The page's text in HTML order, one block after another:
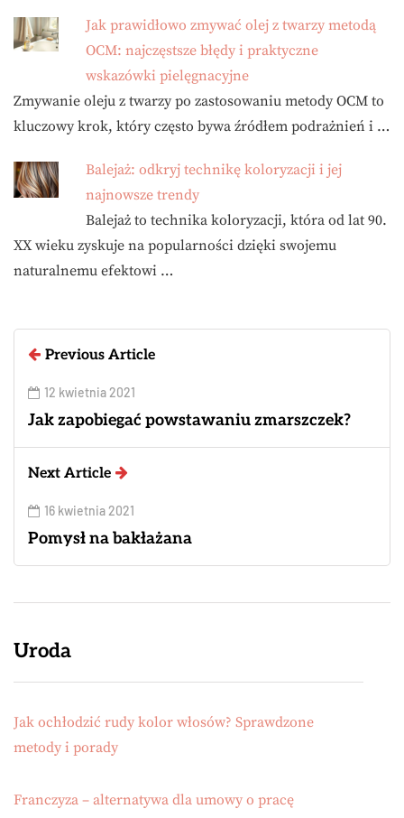
Jak prawidłowo zmywać olej z twarzy metodą
OCM: najczęstsze błędy i praktyczne
wskazówki pielęgnacyjne
Zmywanie oleju z twarzy po zastosowaniu metody OCM to
kluczowy krok, który często bywa źródłem podrażnień i …
Balejaż: odkryj technikę koloryzacji i jej
najnowsze trendy
Balejaż to technika koloryzacji, która od lat 90.
XX wieku zyskuje na popularności dzięki swojemu
naturalnemu efektowi …
Previous Article
12 kwietnia 2021
Jak zapobiegać powstawaniu zmarszczek?
Next Article
16 kwietnia 2021
Pomysł na bakłażana
Uroda
Jak ochłodzić rudy kolor włosów? Sprawdzone
metody i porady
Franczyza – alternatywa dla umowy o pracę